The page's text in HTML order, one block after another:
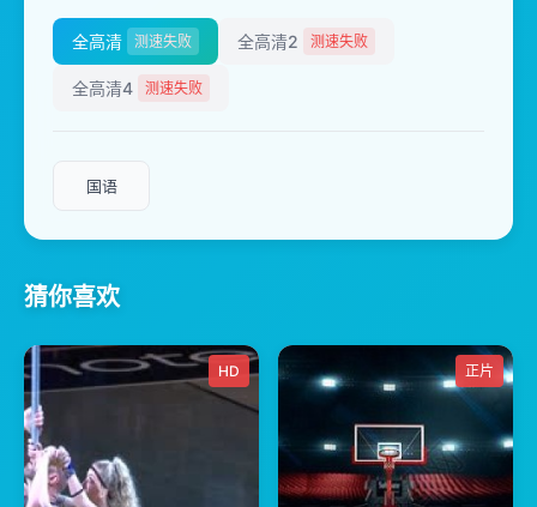
全高清 测速失败 全高清2 测速失败
全高清4 测速失败
国语
猜你喜欢
HD 正片